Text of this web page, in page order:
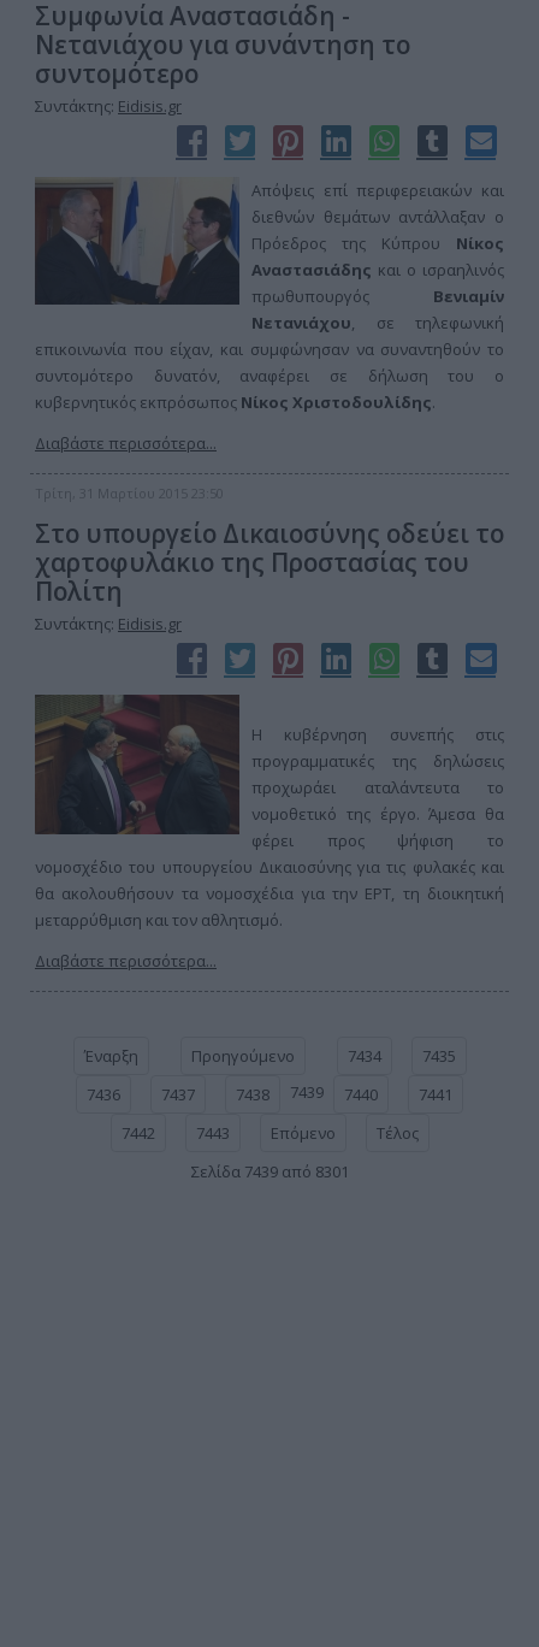
Συμφωνία Αναστασιάδη -
Νετανιάχου για συνάντηση το
συντομότερο
Συντάκτης: Eidisis.gr
Απόψεις επί περιφερειακών και
διεθνών θεμάτων αντάλλαξαν ο
Πρόεδρος της Κύπρου Νίκος
Αναστασιάδης και ο ισραηλινός
πρωθυπουργός Βενιαμίν
Νετανιάχου, σε τηλεφωνική
επικοινωνία που είχαν, και συμφώνησαν να συναντηθούν το
συντομότερο δυνατόν, αναφέρει σε δήλωση του ο
κυβερνητικός εκπρόσωπος Νίκος Χριστοδουλίδης.
Διαβάστε περισσότερα...
Τρίτη, 31 Μαρτίου 2015 23:50
Στο υπουργείο Δικαιοσύνης οδεύει το
χαρτοφυλάκιο της Προστασίας του
Πολίτη
Συντάκτης: Eidisis.gr
Η κυβέρνηση συνεπής στις
προγραμματικές της δηλώσεις
προχωράει αταλάντευτα το
νομοθετικό της έργο. Άμεσα θα
φέρει προς ψήφιση το
νομοσχέδιο του υπουργείου Δικαιοσύνης για τις φυλακές και
θα ακολουθήσουν τα νομοσχέδια για την ΕΡΤ, τη διοικητική
μεταρρύθμιση και τον αθλητισμό.
Διαβάστε περισσότερα...
Έναρξη Προηγούμενο 7434
7435
7436
7437 7438 7439 7440
7441
7442
7443 Επόμενο
Τέλος
Σελίδα 7439 από 8301